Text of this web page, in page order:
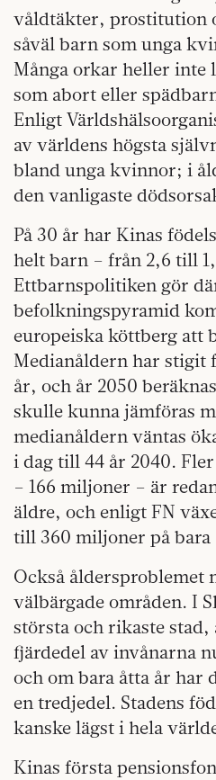
våldtäkter, prostitution
såväl barn som unga
Många orkar heller inte
som abort eller
Enligt
av världens högsta
bland unga kvinnor; i
den vanligaste
På 30 år har Kinas
helt barn – från 2,6 till
Ettbarnspolitiken gör
befolkningspyramid
europeiska köttberg att
Medianåldern har stigit
år, och år 2050
skulle kunna jämföras
medianåldern väntas
i dag till 44 år 2040.
– 166 miljoner – är
äldre, och enligt FN
till 360 miljoner på bara
Också åldersproblemet
välbärgade områden. I
största och rikaste stad,
fjärdedel av invånarna
och om bara åtta år
en tredjedel. Stadens
kanske lägst i hela
Kinas första